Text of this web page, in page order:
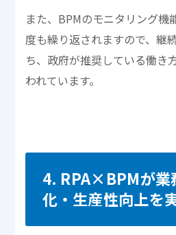
また、BPMのモニタリング機
度も繰り返されますので、継
ち、政府が推奨している働き
われています。
4. RPA×BPMが業
化・生産性向上を